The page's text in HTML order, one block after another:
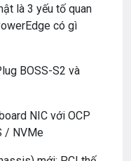
là 3 yếu tố quan
có gì
BOSS-S2 và
NIC với OCP
/ NVMe